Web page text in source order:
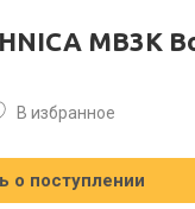
MB3K
В избранное
о поступлении